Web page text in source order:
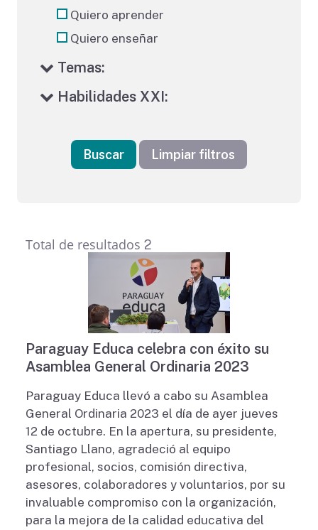
Quiero aprender
Quiero enseñar
Temas:
Habilidades XXI:
Buscar Limpiar filtros
Total de resultados 2
Paraguay Educa celebra con éxito su
Asamblea General Ordinaria 2023
Paraguay Educa llevó a cabo su Asamblea
General Ordinaria 2023 el día de ayer jueves
12 de octubre. En la apertura, su presidente,
Santiago Llano, agradeció al equipo
profesional, socios, comisión directiva,
asesores, colaboradores y voluntarios, por su
invaluable compromiso con la organización,
para la mejora de la calidad educativa del